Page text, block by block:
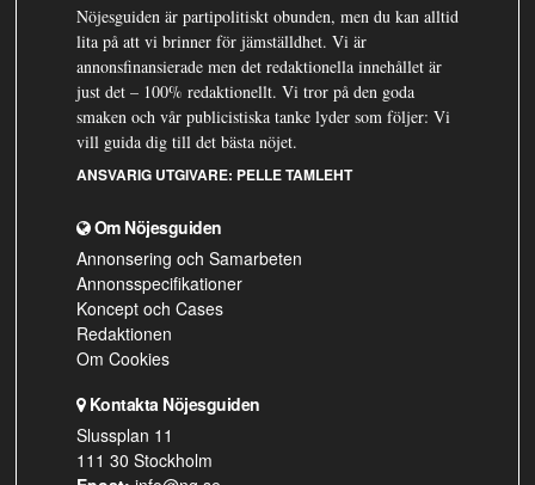
Nöjesguiden är partipolitiskt obunden, men du kan alltid
lita på att vi brinner för jämställdhet. Vi är
annonsfinansierade men det redaktionella innehållet är
just det – 100% redaktionellt. Vi tror på den goda
smaken och vår publicistiska tanke lyder som följer: Vi
vill guida dig till det bästa nöjet.
ANSVARIG UTGIVARE: PELLE TAMLEHT
Om Nöjesguiden
Annonsering och Samarbeten
Annonsspecifikationer
Koncept och Cases
Redaktionen
Om Cookies
Kontakta Nöjesguiden
Slussplan 11
111 30 Stockholm